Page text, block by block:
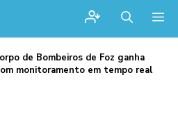
de Bombeiros de Foz ganha
monitoramento em tempo real